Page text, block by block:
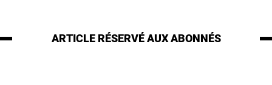
ARTICLE RÉSERVÉAUX ABONNÉS